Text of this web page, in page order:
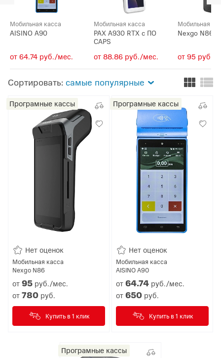
Мобильная касса
AISINO A90
от 64.74 руб./мес.
Мобильная касса
PAX А930 RTX с ПО
CAPS
от 88.86 руб./мес.
Мобильная
Nexgo N86
от 95 руб./
Сортировать: самые популярные
Нет оценок
Мобильная касса
Nexgo N86
от95 руб./мес.
от780 руб.
Купить в 1 клик
Програмные кассы
Нет оценок
Мобильная касса
AISINO A90
от64.74 руб./мес.
от650 руб.
Купить в 1 клик
Програмные кассы
Програмные кассы